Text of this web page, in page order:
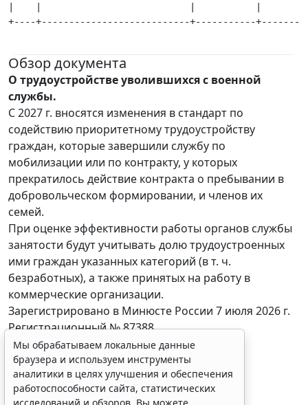
Обзор документа
О трудоустройстве уволившихся с военной
службы.
С 2027 г. вносятся изменения в стандарт по
содействию приоритетному трудоустройству
граждан, которые завершили службу по
мобилизации или по контракту, у которых
прекратилось действие контракта о пребывании в
добровольческом формировании, и членов их
семей.
При оценке эффективности работы органов службы
занятости будут учитывать долю трудоустроенных
ими граждан указанных категорий (в т. ч.
безработных), а также принятых на работу в
коммерческие организации.
Зарегистрировано в Минюсте России 7 июля 2026 г.
Регистрационный № 87388.
Показать все материалы
Мы обрабатываем локальные данные
браузера и используем инструменты
аналитики в целях улучшения и обеспечения
работоспособности сайта, статистических